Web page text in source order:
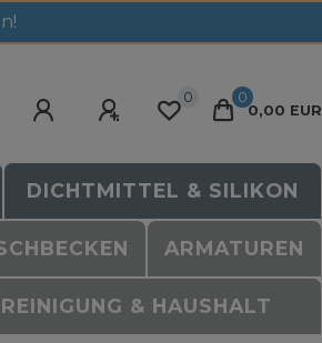
0
0
0,00 EUR
DICHTMITTEL & SILIKON
ARMATUREN
REINIGUNG & HAUSHALT